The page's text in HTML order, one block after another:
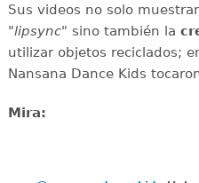
Sus videos no solo
"lipsync" sino también la
utilizar objetos reciclados;
Nansana Dance Kids
Mira: